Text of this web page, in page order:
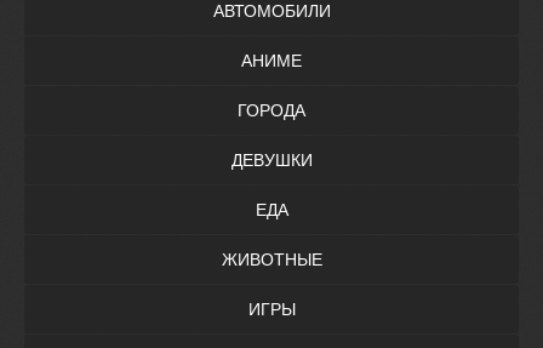
АВТОМОБИЛИ
АНИМЕ
ГОРОДА
ДЕВУШКИ
ЕДА
ЖИВОТНЫЕ
ИГРЫ